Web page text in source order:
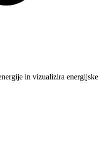
in vizualizira energijske